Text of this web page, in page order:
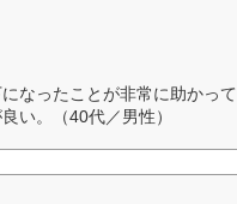
なったことが非常に助かっ
い。（40代／男性）